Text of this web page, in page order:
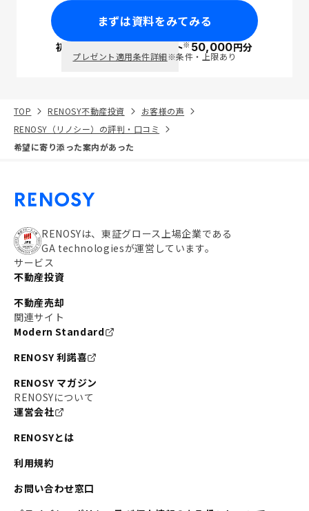
まずは資料をみてみる
初回面談で ポイント※50,000円分
プレゼント適用条件詳細※条件・上限あり
TOP RENOSY不動産投資
お客様の声
RENOSY（リノシー）の評判・口コミ
希望に寄り添った案内があった
RENOSYは、東証グロース上場企業である
GA technologiesが運営しています。
サービス
不動産投資
不動産売却
関連サイト
Modern Standard
RENOSY 利諾喜
RENOSY マガジン
RENOSYについて
運営会社
RENOSYとは
利用規約
お問い合わせ窓口